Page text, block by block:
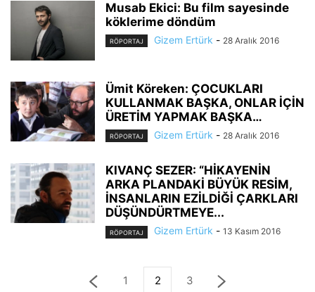
Musab Ekici: Bu film sayesinde
köklerime döndüm
RÖPORTAJ Gizem Ertürk - 28 Aralık 2016
Ümit Köreken: ÇOCUKLARI
KULLANMAK BAŞKA, ONLAR İÇİN
ÜRETİM YAPMAK BAŞKA…
RÖPORTAJ Gizem Ertürk - 28 Aralık 2016
KIVANÇ SEZER: “HİKAYENİN
ARKA PLANDAKİ BÜYÜK RESİM,
İNSANLARIN EZİLDİĞİ ÇARKLARI
DÜŞÜNDÜRTMEYE...
RÖPORTAJ Gizem Ertürk - 13 Kasım 2016
1 2 3